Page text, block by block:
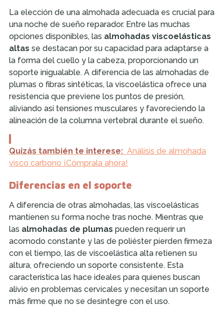
La elección de una almohada adecuada es crucial para
una noche de sueño reparador. Entre las muchas
opciones disponibles, las almohadas viscoelásticas
altas se destacan por su capacidad para adaptarse a
la forma del cuello y la cabeza, proporcionando un
soporte inigualable. A diferencia de las almohadas de
plumas o fibras sintéticas, la viscoelástica ofrece una
resistencia que previene los puntos de presión,
aliviando así tensiones musculares y favoreciendo la
alineación de la columna vertebral durante el sueño.
Quizás también te interese: Análisis de almohada
visco carbono ¡Cómprala ahora!
Diferencias en el soporte
A diferencia de otras almohadas, las viscoelásticas
mantienen su forma noche tras noche. Mientras que
las almohadas de plumas pueden requerir un
acomodo constante y las de poliéster pierden firmeza
con el tiempo, las de viscoelástica alta retienen su
altura, ofreciendo un soporte consistente. Esta
característica las hace ideales para quienes buscan
alivio en problemas cervicales y necesitan un soporte
más firme que no se desintegre con el uso.